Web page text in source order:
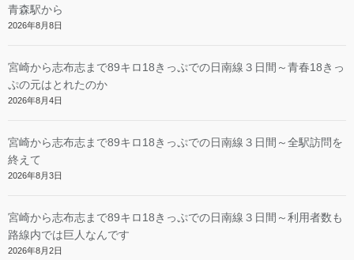
青森駅から
2026年8月8日
宮崎から志布志まで89キロ18きっぷでの日南線３日間～青春18きっ
ぷの元はとれたのか
2026年8月4日
宮崎から志布志まで89キロ18きっぷでの日南線３日間～全駅訪問を
終えて
2026年8月3日
宮崎から志布志まで89キロ18きっぷでの日南線３日間～利用者数も
路線内では巨人なんです
2026年8月2日